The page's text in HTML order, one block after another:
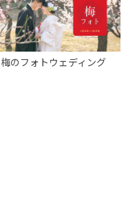
梅のフォトウェディング